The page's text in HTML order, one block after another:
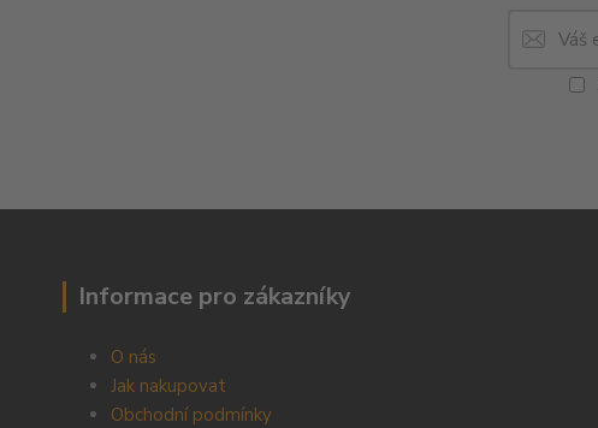
Informace pro zákazníky
O nás
Jak nakupovat
Obchodní podmínky